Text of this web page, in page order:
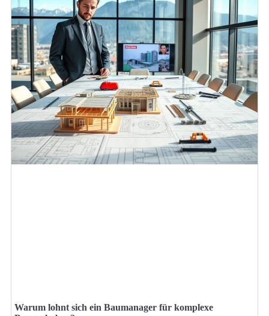
Warum lohnt sich ein Baumanager für komplexe